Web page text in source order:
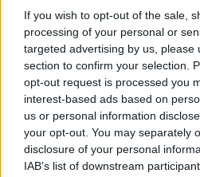
If you wish to opt-out of the sale,
processing of your personal or
targeted advertising by us, please
section to confirm your selection.
opt-out request is processed you
interest-based ads based on
us or personal information
your opt-out. You may separately
disclosure of your personal
IAB’s list of downstream
KAPCSOLÓDÓ